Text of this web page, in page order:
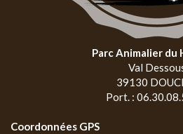
Parc Animalier du
Val
39130
Port. :
Coordonnées GPS